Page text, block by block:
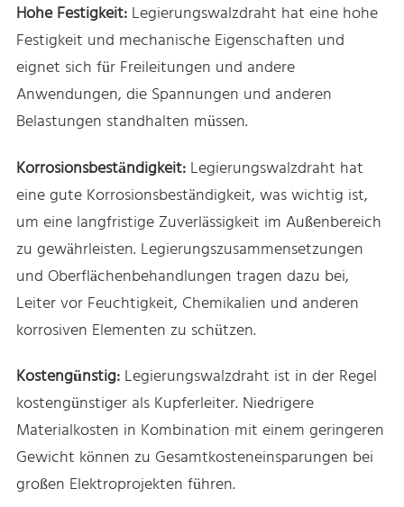
Hohe Festigkeit:Legierungswalzdraht hat eine hohe
Festigkeit und mechanische Eigenschaften und
eignet sich für Freileitungen und andere
Anwendungen, die Spannungen und anderen
Belastungen standhalten müssen.
Korrosionsbeständigkeit: Legierungswalzdraht hat
eine gute Korrosionsbeständigkeit, was wichtig ist,
um eine langfristige Zuverlässigkeit im Außenbereich
zu gewährleisten. Legierungszusammensetzungen
und Oberflächenbehandlungen tragen dazu bei,
Leiter vor Feuchtigkeit, Chemikalien und anderen
korrosiven Elementen zu schützen.
Kostengünstig:Legierungswalzdraht ist in der Regel
kostengünstiger als Kupferleiter. Niedrigere
Materialkosten in Kombination mit einem geringeren
Gewicht können zu Gesamtkosteneinsparungen bei
großen Elektroprojekten führen.